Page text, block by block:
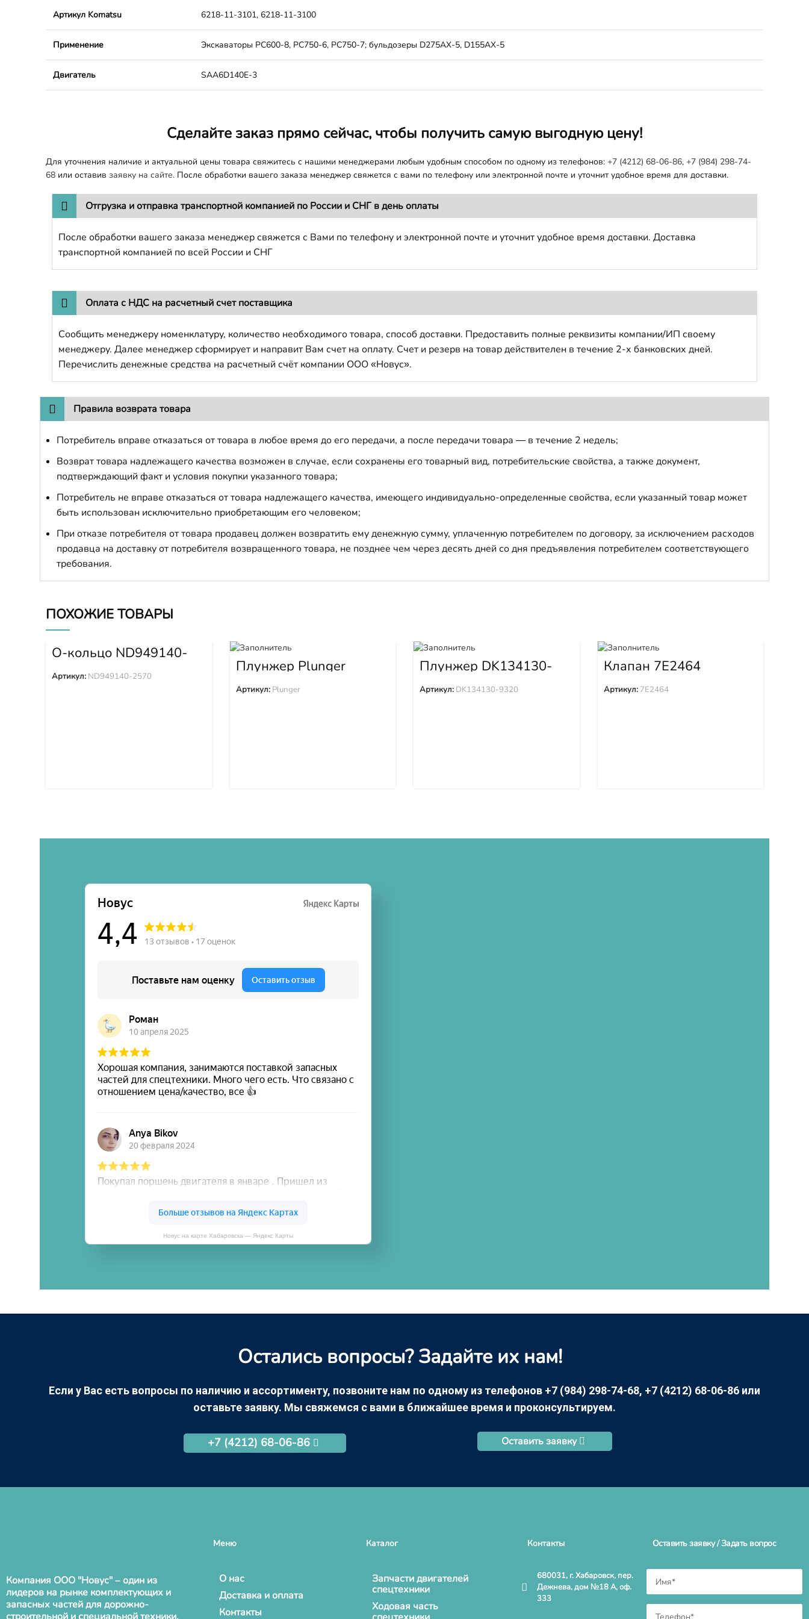
Артикул Komatsu 6218-11-3101, 6218-11-3100
Применение Экскаваторы PC600-8, PC750-6, PC750-7; бульдозеры D275AX-5, D155AX-5
Двигатель SAA6D140E-3
Сделайте заказ прямо сейчас, чтобы получить самую выгодную цену!
Для уточнения наличие и актуальной цены товара свяжитесь с нашими менеджерами любым удобным способом по одному из телефонов: +7 (4212) 68-06-86, +7 (984) 298-74-
68 или оставив заявку на сайте. После обработки вашего заказа менеджер свяжется с вами по телефону или электронной почте и уточнит удобное время для доставки.
Отгрузка и отправка транспортной компанией по России и СНГ в день оплаты
После обработки вашего заказа менеджер свяжется с Вами по телефону и электронной почте и уточнит удобное время доставки. Доставка
транспортной компанией по всей России и СНГ
Оплата с НДС на расчетный счет поставщика
Сообщить менеджеру номенклатуру, количество необходимого товара, способ доставки. Предоставить полные реквизиты компании/ИП своему
менеджеру. Далее менеджер сформирует и направит Вам счет на оплату. Счет и резерв на товар действителен в течение 2-х банковских дней.
Перечислить денежные средства на расчетный счёт компании ООО «Новус».
Правила возврата товара
Потребитель вправе отказаться от товара в любое время до его передачи, а после передачи товара — в течение 2 недель;
Возврат товара надлежащего качества возможен в случае, если сохранены его товарный вид, потребительские свойства, а также документ,
подтверждающий факт и условия покупки указанного товара;
Потребитель не вправе отказаться от товара надлежащего качества, имеющего индивидуально-определенные свойства, если указанный товар может
быть использован исключительно приобретающим его человеком;
При отказе потребителя от товара продавец должен возвратить ему денежную сумму, уплаченную потребителем по договору, за исключением расходов
продавца на доставку от потребителя возвращенного товара, не позднее чем через десять дней со дня предъявления потребителем соответствующего
требования.
ПОХОЖИЕ ТОВАРЫ
О-кольцо ND949140-
2570
Артикул: ND949140-2570
Плунжер Plunger
Артикул: Plunger
Плунжер DK134130-
9320
Артикул: DK134130-9320
Клапан 7E2464
Артикул: 7E2464
Новус на карте Хабаровска — Яндекс Карты
Остались вопросы? Задайте их нам!
Если у Вас есть вопросы по наличию и ассортименту, позвоните нам по одному из телефонов +7 (984) 298-74-68, +7 (4212) 68-06-86 или
оставьте заявку. Мы свяжемся с вами в ближайшее время и проконсультируем.
+7 (4212) 68-06-86 Оставить заявку
Компания ООО "Новус" – один из
лидеров на рынке комплектующих и
запасных частей для дорожно-
Меню
О нас
Доставка и оплата
Контакты
Каталог
Запчасти двигателей
спецтехники
Ходовая часть
Контакты
680031, г. Хабаровск, пер.
Дежнева, дом №18 А, оф.
333
Оставить заявку / Задать вопрос